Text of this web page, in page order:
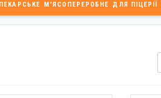
М'ЯСОПЕРЕРОБНЕ ДЛЯ ПІЦЕРІЇ